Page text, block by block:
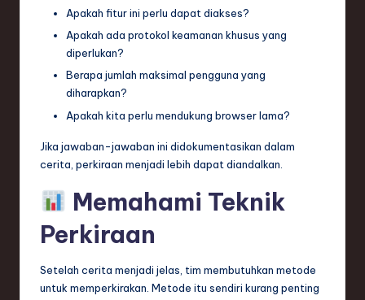
Apakah fitur ini perlu dapat diakses?
Apakah ada protokol keamanan khusus yang
diperlukan?
Berapa jumlah maksimal pengguna yang
diharapkan?
Apakah kita perlu mendukung browser lama?
Jika jawaban-jawaban ini didokumentasikan dalam
cerita, perkiraan menjadi lebih dapat diandalkan.
Memahami Teknik
Perkiraan
Setelah cerita menjadi jelas, tim membutuhkan metode
untuk memperkirakan. Metode itu sendiri kurang penting